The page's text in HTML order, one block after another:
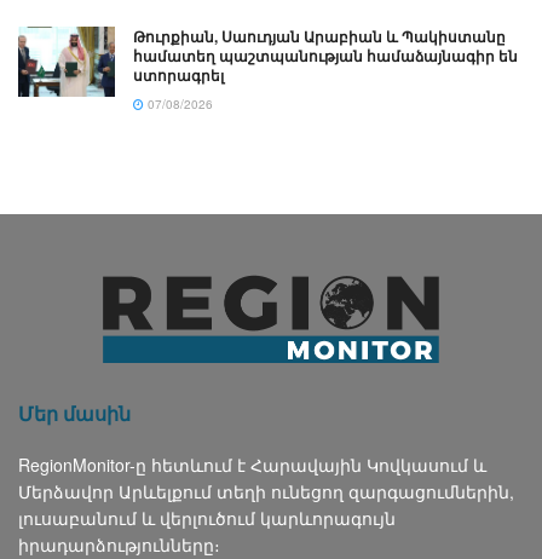
Թուրքիան, Սաուդյան Արաբիան և Պակիստանը
համատեղ պաշտպանության համաձայնագիր են
ստորագրել
07/08/2026
Մեր մասին
RegionMonitor-ը հետևում է Հարավային Կովկասում և
Մերձավոր Արևելքում տեղի ունեցող զարգացումներին,
լուսաբանում և վերլուծում կարևորագույն
իրադարձությունները։